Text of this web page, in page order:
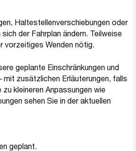
Haltestellenverschiebungen oder
der Fahrplan ändern. Teilweise
vorzeitiges Wenden nötig.
geplante Einschränkungen und
mit zusätzlichen Erläuterungen, falls
kleineren Anpassungen wie
sehen Sie in der aktuellen
geplant.